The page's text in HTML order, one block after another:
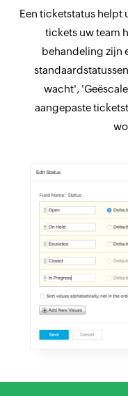
Een ticketstatus helpt
tickets uw team
behandeling zijn
wacht',
aangepaste